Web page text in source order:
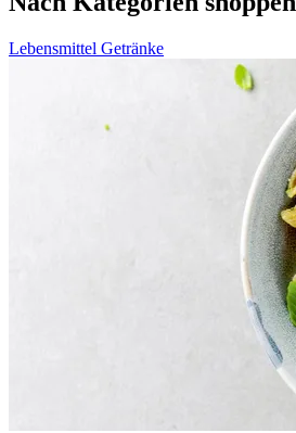
Lebensmittel Getränke